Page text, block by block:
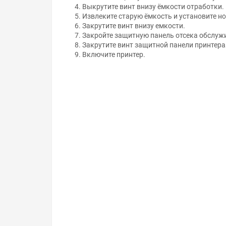
Выкрутите винт внизу ёмкости отработки.
Извлеките старую ёмкость и установите
Закрутите винт внизу емкости.
Закройте защитную панель отсека
Закрутите винт защитной панели принтера.
Включите принтер.